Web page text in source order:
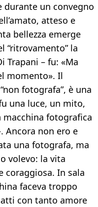
durante un convegno
atteso e
bellezza emerge
“ritrovamento” la
Trapani – fu: «Ma
momento». Il
fotografa”, è una
una luce, un mito,
macchina fotografica
Ancora non ero e
una fotografa, ma
volevo: la vita
coraggiosa. In sala
faceva troppo
con tanto amore